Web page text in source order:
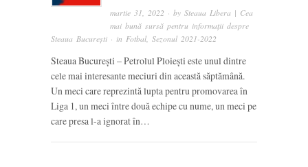
martie 31, 2022 · bySteaua Libera | Cea
mai bună sursă pentru informații despre
Steaua București · in Fotbal, Sezonul 2021-2022
Steaua București – Petrolul Ploiești este unul dintre
cele mai interesante meciuri din această săptămână.
Un meci care reprezintă lupta pentru promovarea în
Liga 1, un meci între două echipe cu nume, un meci pe
care presa l-a ignorat în…